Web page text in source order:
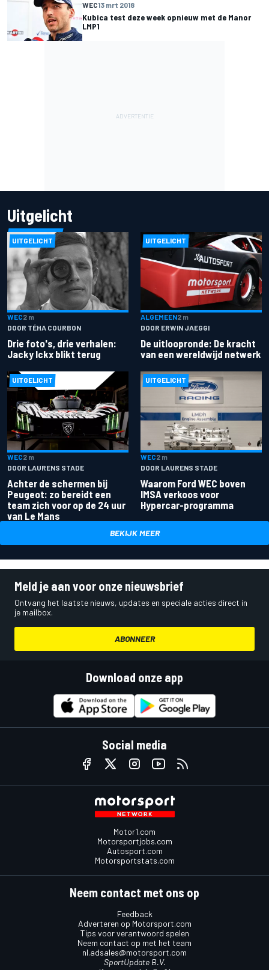
WEC13 mrt 2018
Kubica test deze week opnieuw met de Manor
LMP1
Uitgelicht
UITGELICHT
WEC2 m
DOOR TÉHA COURBON
Drie foto's, drie verhalen:
Jacky Ickx blikt terug
UITGELICHT
ALGEMEEN2 m
DOOR ERWIN JAEGGI
De uitloopronde: De kracht
van een wereldwijd netwerk
UITGELICHT
WEC2 m
DOOR LAURENS STADE
Achter de schermen bij
Peugeot: zo bereidt een
team zich voor op de 24 uur
van Le Mans
UITGELICHT
WEC2 m
DOOR LAURENS STADE
Waarom Ford WEC boven
IMSA verkoos voor
Hypercar-programma
BEKIJK MEER
Meld je aan voor onze nieuwsbrief
Ontvang het laatste nieuws, updates en speciale acties direct in
je mailbox.
ABONNEER
Download onze app
Social media
Motor1.com
Motorsportjobs.com
Autosport.com
Motorsportstats.com
Neem contact met ons op
Feedback
Adverteren op Motorsport.com
Tips voor verantwoord spelen
Neem contact op met het team
nl.adsales@motorsport.com
SportUpdate B.V.